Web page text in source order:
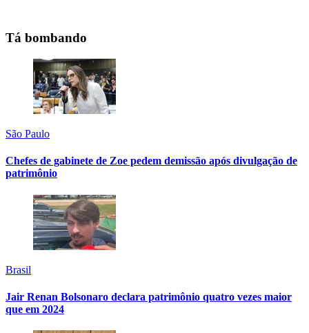
Tá bombando
São Paulo
Chefes de gabinete de Zoe pedem demissão após divulgação de
patrimônio
Brasil
Jair Renan Bolsonaro declara patrimônio quatro vezes maior
que em 2024